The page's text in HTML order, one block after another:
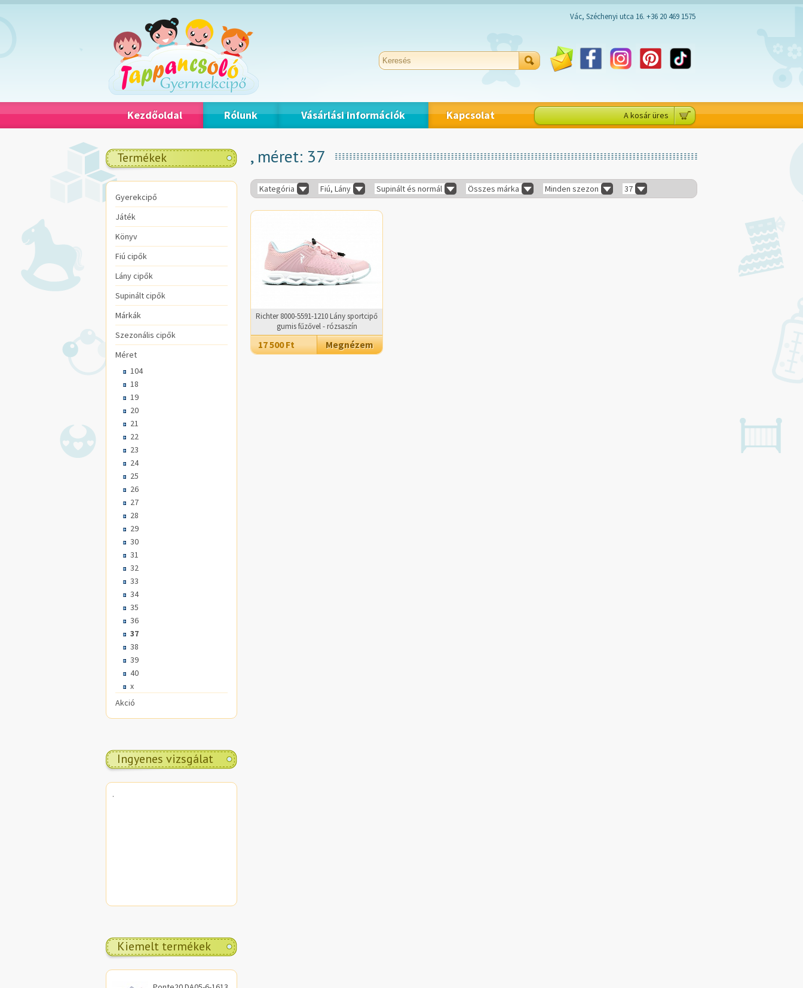
Vác, Széchenyi utca 16. +36 20 469 1575
Kezdőoldal Rólunk Vásárlási információk Kapcsolat A kosár üres
Termékek
Gyerekcipő
Játék
Könyv
Fiú cipők
Lány cipők
Supinált cipők
Márkák
Szezonális cipők
Méret
104
18
19
20
21
22
23
24
25
26
27
28
29
30
31
32
33
34
35
36
37
38
39
40
x
Akció
Ingyenes vizsgálat
.
Kiemelt termékek
, méret: 37
Kategória Fiú, Lány Supinált és normál Összes márka Minden szezon 37
Richter 8000-5591-1210 Lány sportcipő
gumis fűzővel - rózsaszín
17 500 Ft Megnézem